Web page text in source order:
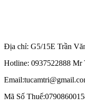
Địa chỉ: G5/15E Trần
Hotline: 0937522888 Mr
Mã Số